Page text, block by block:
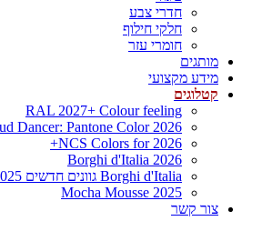
חדרי צבע
חלקי חילוף
חומרי עזר
מותגים
מידע מקצועי
קטלוגים
RAL 2027+ Colour feeling
Dancer: Pantone Color 2026
NCS Colors for 2026+
Borghi d'Italia 2026
Borghi d'Italia גוונים חדשים 2025
Mocha Mousse 2025
צור קשר